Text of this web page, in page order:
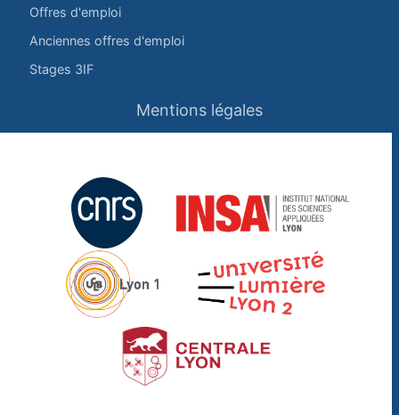
Offres d'emploi
Anciennes offres d'emploi
Stages 3IF
Mentions légales